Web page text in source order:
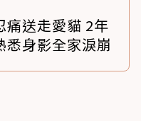
痛送走愛貓 2年
悉身影全家淚崩